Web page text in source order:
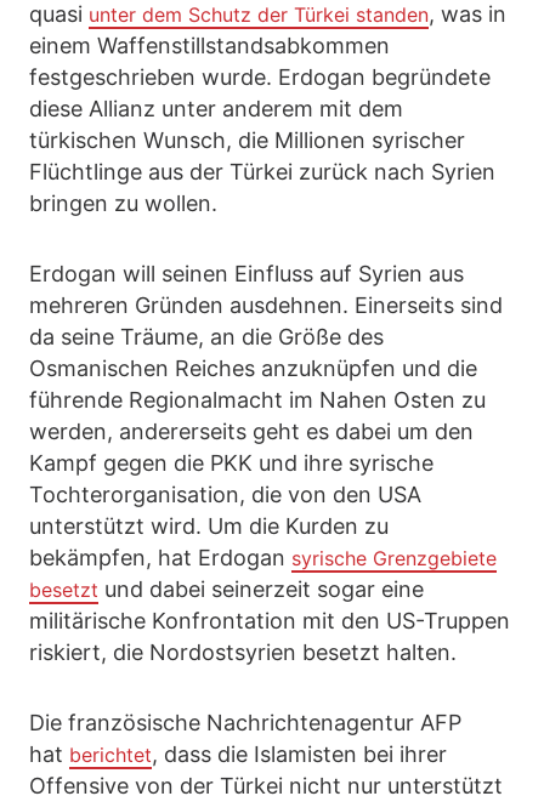
quasi unter dem Schutz der Türkei standen, was in
einem Waffenstillstandsabkommen
festgeschrieben wurde. Erdogan begründete
diese Allianz unter anderem mit dem
türkischen Wunsch, die Millionen syrischer
Flüchtlinge aus der Türkei zurück nach Syrien
bringen zu wollen.
Erdogan will seinen Einfluss auf Syrien aus
mehreren Gründen ausdehnen. Einerseits sind
da seine Träume, an die Größe des
Osmanischen Reiches anzuknüpfen und die
führende Regionalmacht im Nahen Osten zu
werden, andererseits geht es dabei um den
Kampf gegen die PKK und ihre syrische
Tochterorganisation, die von den USA
unterstützt wird. Um die Kurden zu
bekämpfen, hat Erdogan syrische Grenzgebiete
besetzt und dabei seinerzeit sogar eine
militärische Konfrontation mit den US-Truppen
riskiert, die Nordostsyrien besetzt halten.
Die französische Nachrichtenagentur AFP
hat berichtet, dass die Islamisten bei ihrer
Offensive von der Türkei nicht nur unterstützt